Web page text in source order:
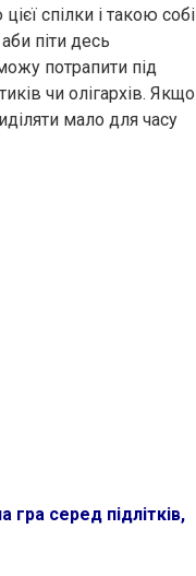
спілки і такою собі
піти десь
потрапити під
чи олігархів. Якщо
мало для часу
гра серед підлітків,